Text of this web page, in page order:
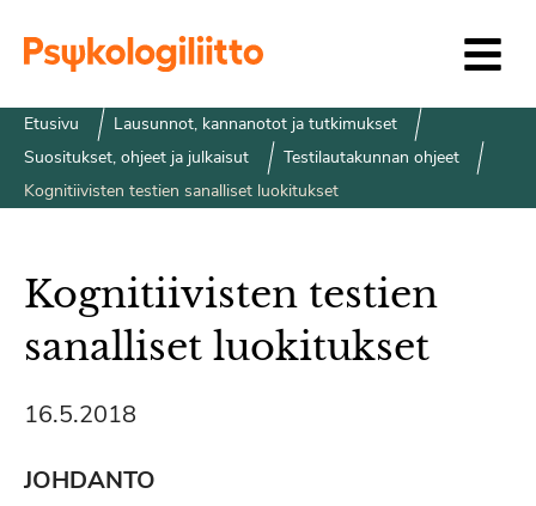
Etusivu
Lausunnot, kannanotot ja tutkimukset
Suositukset, ohjeet ja julkaisut
Testilautakunnan ohjeet
Kognitiivisten testien sanalliset luokitukset
Kognitiivisten testien
sanalliset luokitukset
16.5.2018
JOHDANTO